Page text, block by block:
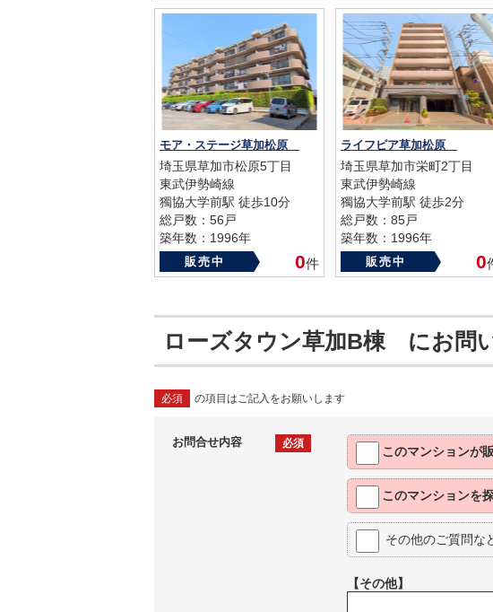
モア・ステージ草加松原
埼玉県草加市松原5丁目
東武伊勢崎線
獨協大学前駅 徒歩10分
総戸数：56戸
築年数：1996年
販売中 0件
ライフピア草加松原
埼玉県草加市栄町2丁目
東武伊勢崎線
獨協大学前駅 徒歩2分
総戸数：85戸
築年数：1996年
販売中 0
ローズタウン草加B棟 にお問
必須 の項目はご記入をお願いします
お問合せ内容 必須
このマンションが
このマンションを
その他のご質問な
【その他】